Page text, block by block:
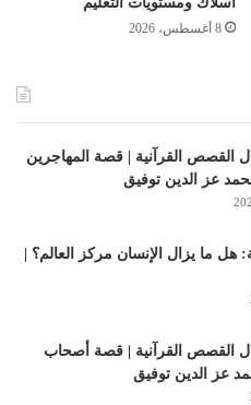
8 أغسطس، 2026
القصص القرآنية | قصة المهاجرين
عز الدين توفيق
هل ما يزال الإنسان مركز العالم؟ |
القصص القرآنية | قصة أصحاب
عز الدين توفيق